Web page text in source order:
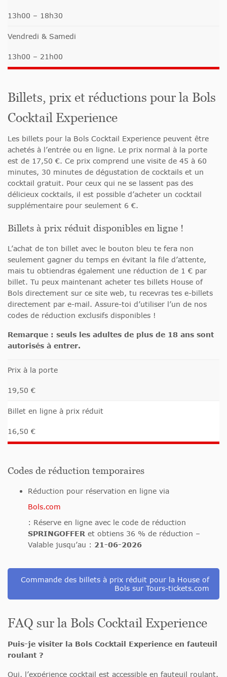
13h00 – 18h30
Vendredi & Samedi
13h00 – 21h00
Billets, prix et réductions pour la Bols
Cocktail Experience
Les billets pour la Bols Cocktail Experience peuvent être
achetés à l’entrée ou en ligne. Le prix normal à la porte
est de 17,50 €. Ce prix comprend une visite de 45 à 60
minutes, 30 minutes de dégustation de cocktails et un
cocktail gratuit. Pour ceux qui ne se lassent pas des
délicieux cocktails, il est possible d’acheter un cocktail
supplémentaire pour seulement 6 €.
Billets à prix réduit disponibles en ligne !
L’achat de ton billet avec le bouton bleu te fera non
seulement gagner du temps en évitant la file d’attente,
mais tu obtiendras également une réduction de 1 € par
billet. Tu peux maintenant acheter tes billets House of
Bols directement sur ce site web, tu recevras tes e-billets
directement par e-mail. Assure-toi d’utiliser l’un de nos
codes de réduction exclusifs disponibles !
Remarque : seuls les adultes de plus de 18 ans sont
autorisés à entrer.
Prix à la porte
19,50 €
Billet en ligne à prix réduit
16,50 €
Codes de réduction temporaires
Réduction pour réservation en ligne via
Bols.com
: Réserve en ligne avec le code de réduction
SPRINGOFFER et obtiens 36 % de réduction –
Valable jusqu’au : 21-06-2026
Commande des billets à prix réduit pour la House of
Bols sur Tours-tickets.com
FAQ sur la Bols Cocktail Experience
Puis-je visiter la Bols Cocktail Experience en fauteuil
roulant ?
Oui, l’expérience cocktail est accessible en fauteuil roulant.